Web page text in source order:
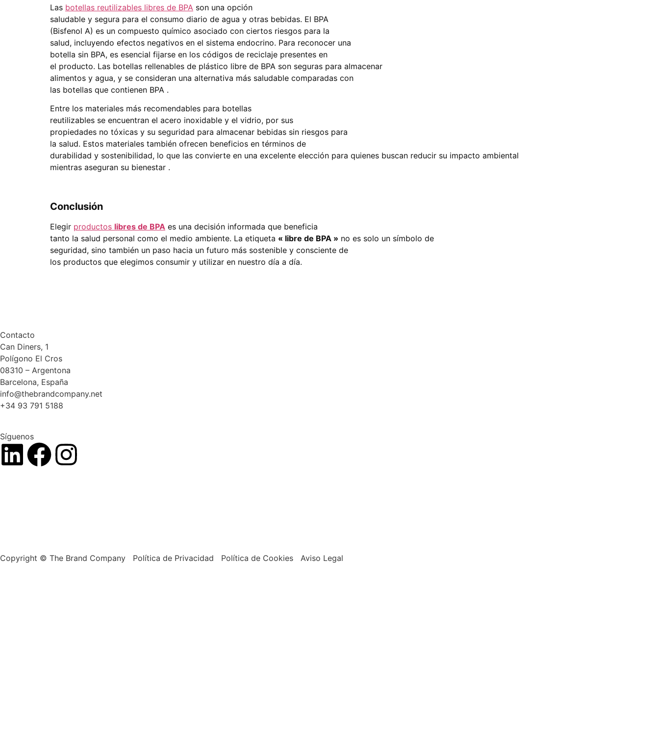
Las botellas reutilizables libres de BPA son una opción
saludable y segura para el consumo diario de agua y otras bebidas. El BPA
(Bisfenol A) es un compuesto químico asociado con ciertos riesgos para la
salud, incluyendo efectos negativos en el sistema endocrino. Para reconocer una
botella sin BPA, es esencial fijarse en los códigos de reciclaje presentes en
el producto. Las botellas rellenables de plástico libre de BPA son seguras para almacenar
alimentos y agua, y se consideran una alternativa más saludable comparadas con
las botellas que contienen BPA .
Entre los materiales más recomendables para botellas
reutilizables se encuentran el acero inoxidable y el vidrio, por sus
propiedades no tóxicas y su seguridad para almacenar bebidas sin riesgos para
la salud. Estos materiales también ofrecen beneficios en términos de
durabilidad y sostenibilidad, lo que las convierte en una excelente elección para quienes buscan reducir su impacto ambiental
mientras aseguran su bienestar .
Conclusión
Elegir productos libres de BPA es una decisión informada que beneficia
tanto la salud personal como el medio ambiente. La etiqueta « libre de BPA » no es solo un símbolo de
seguridad, sino también un paso hacia un futuro más sostenible y consciente de
los productos que elegimos consumir y utilizar en nuestro día a día.
Contacto
Can Diners, 1
Polígono El Cros
08310 – Argentona
Barcelona, España
info@thebrandcompany.net
+34 93 791 5188
Síguenos
Copyright © The Brand Company Política de Privacidad Política de Cookies Aviso Legal